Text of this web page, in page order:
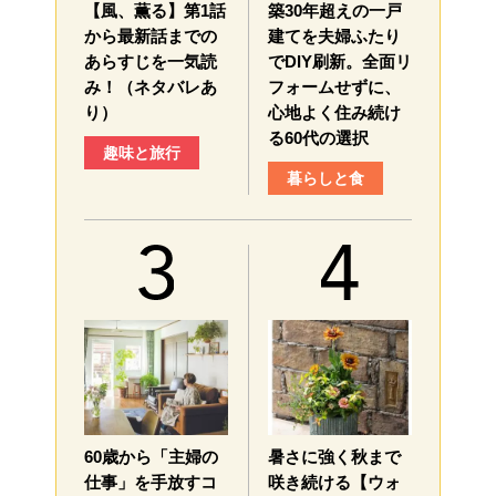
【風、薫る】第1話
から最新話までの
あらすじを一気読
み！（ネタバレあ
り）
趣味と旅行
築30年超えの一戸
建てを夫婦ふたり
でDIY刷新。全面リ
フォームせずに、
心地よく住み続け
る60代の選択
暮らしと食
60歳から「主婦の
仕事」を手放すコ
暑さに強く秋まで
咲き続ける【ウォ